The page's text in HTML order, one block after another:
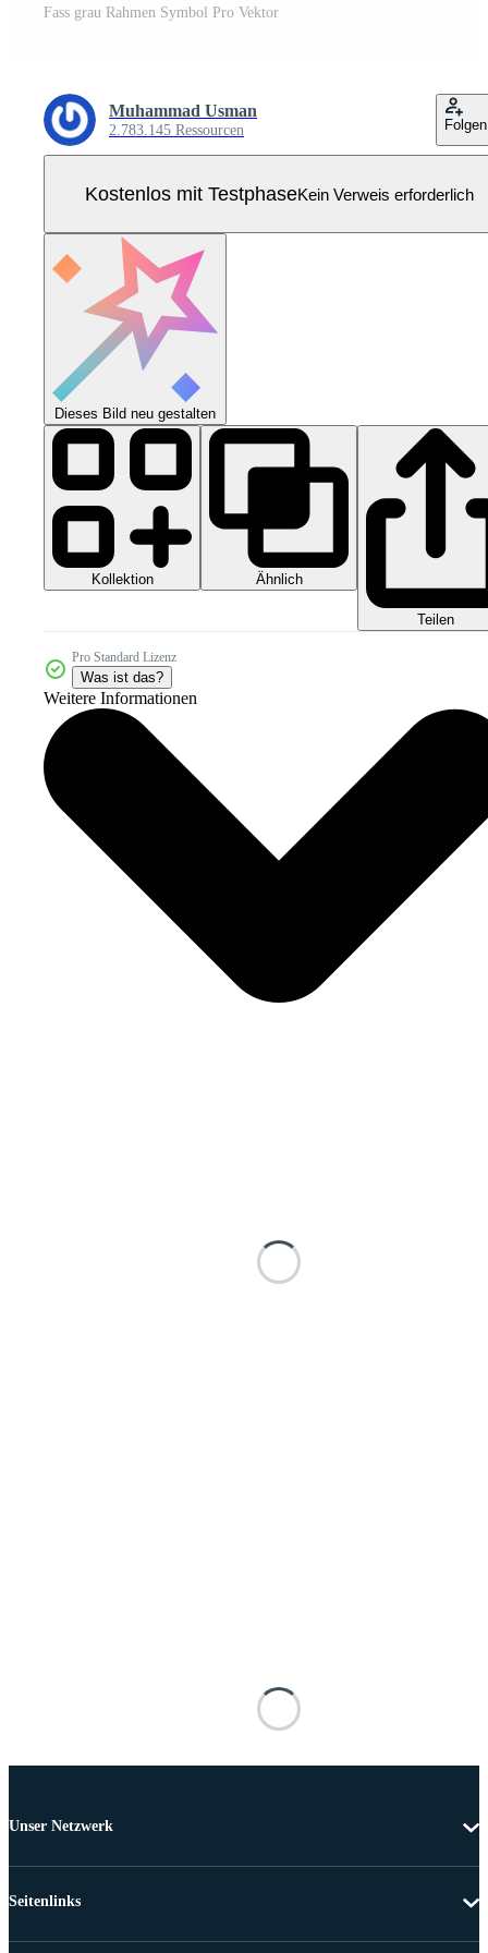
Fass grau Rahmen Symbol Pro Vektor
Muhammad Usman
2.783.145 Ressourcen Folgen
Kostenlos mit TestphaseKein Verweis erforderlich
Dieses Bild neu gestalten
Kollektion Ähnlich
Teilen
Pro Standard Lizenz
Was ist das?
Weitere Informationen
Unser Netzwerk
Seitenlinks